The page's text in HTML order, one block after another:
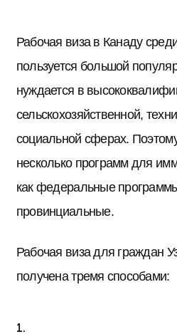
Рабочая виза в Канаду
пользуется большой
нуждается в
сельскохозяйственной,
социальной сферах.
несколько программ для
как федеральные
провинциальные.
Рабочая виза для граждан
получена тремя способами: